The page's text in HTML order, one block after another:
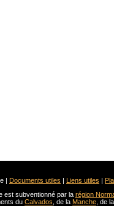
| Documents utiles | Liens utiles |
est subventionné par la région
du Calvados , de la Manche , de